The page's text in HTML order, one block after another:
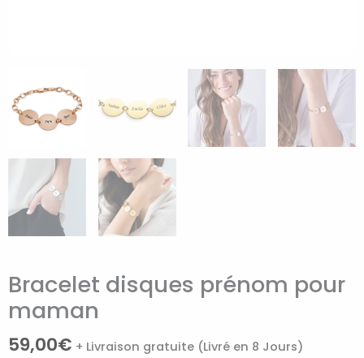
Bracelet disques prénom pour
maman
59,00€ + Livraison gratuite (Livré en 8 Jours)